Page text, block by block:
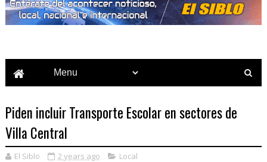
Piden incluir Transporte Escolar en sectores de
Villa Central
El Siblo 2 years ago Local